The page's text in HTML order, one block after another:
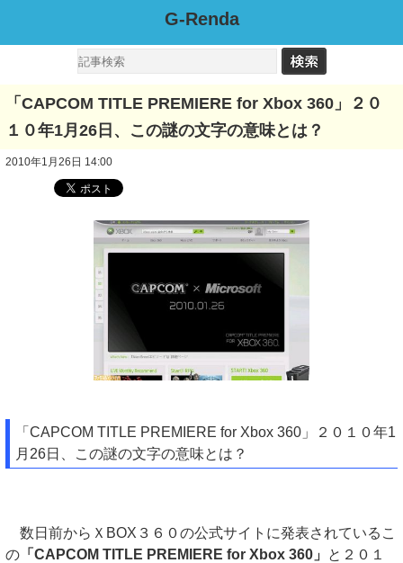
G-Renda
「CAPCOM TITLE PREMIERE for Xbox 360」２０
１０年1月26日、この謎の文字の意味とは？
2010年1月26日 14:00
「CAPCOM TITLE PREMIERE for Xbox 360」２０１０年1
月26日、この謎の文字の意味とは？
数日前からＸBOX３６０の公式サイトに発表されているこ
の 「CAPCOM TITLE PREMIERE for Xbox 360」
と２０１